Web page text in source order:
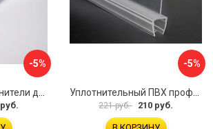
-5%
Ц-образные уплотнители для душевой кабины IDDIS 965S8003DZ
-5%
Уплотнительный ПВХ профиль для стекла 8 мм SERVICE PLUS PVH04-908KW8
221 руб. 210 руб.